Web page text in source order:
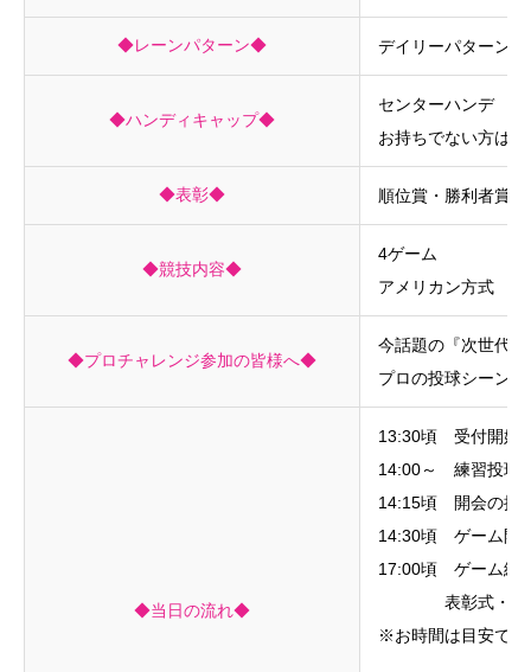
◆レーンパターン◆ デイリーパターン
◆ハンディキャップ◆
センターハンデ
お持ちでない方は
◆表彰◆ 順位賞・勝利者賞
◆競技内容◆
4ゲーム
アメリカン方式
◆プロチャレンジ参加の皆様へ◆
今話題の『次世代
プロの投球シーン
◆当日の流れ◆
13:30頃 受付開始
14:00～ 練習投球
14:15頃 開会の挨
14:30頃 ゲーム開
17:00頃 ゲーム終
表彰式・プロへ
※お時間は目安です